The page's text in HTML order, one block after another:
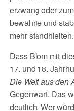
erzwang oder
bewährte und
mehr standhielten.
Dass Blom mit
17. und 18.
Die Welt aus den
Gegenwart. Das
deutlich. Wer